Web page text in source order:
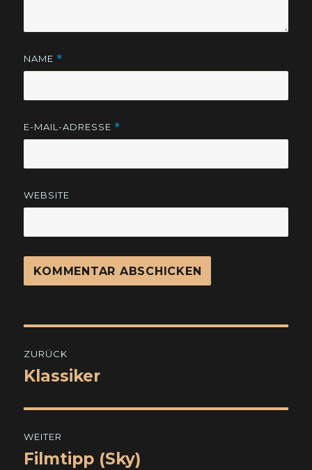
NAME *
E-MAIL-ADRESSE *
WEBSITE
ZURÜCK
Vorheriger
Klassiker
WEITER
Nächster
Filmtipp (Sky)